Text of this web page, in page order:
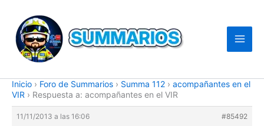
contenido
Inicio › Foro de Summarios › Summa 112 › acompañantes en el
VIR › Respuesta a: acompañantes en el VIR
11/11/2013 a las 16:06
#85492